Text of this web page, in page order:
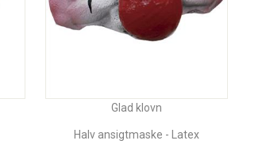
Glad klovn
Halv ansigtmaske - Latex